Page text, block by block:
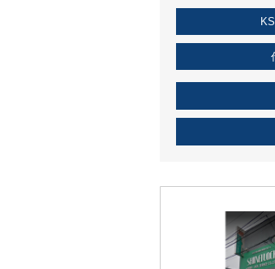
キーレックスを品番からお探しいただけます。
取扱店情報
お役立ち情